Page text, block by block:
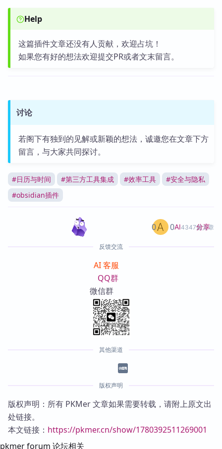
Help
这篇插件文章还没有人贡献，欢迎占坑！
如果您有好的想法欢迎提交PR或者文末留言。
讨论
若阁下有独到的见解或新颖的想法，诚邀您在文章下方
留言，与大家共同探讨。
#日历与时间 #第三方工具集成 #效率工具 #安全与隐私
#obsidian插件
AI4347篇文章
0 0 分享
反馈交流
AI 客服
QQ群
微信群
其他渠道
版权声明
版权声明：所有 PKMer 文章如果需要转载，请附上原文出
处链接。
本文链接： https://pkmer.cn/show/1780392511269001
pkmer forum 论坛相关